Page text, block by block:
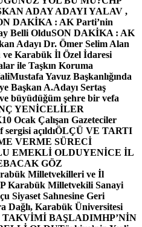
ADAY ADAYI YALAV ,
DAKİKA : AK Parti’nin
Belli OlduSON DAKİKA : AK
Adayı Dr. Ömer Selim Alan
Karabük İl Özel İdaresi
ile Taşkın Koruma
Yavuz Başkanlığında
Başkan A.Adayı Sertaş
büyüdüğüm şehre bir vefa
YENİCELİLER
10 Ocak Çalışan Gazeteciler
açıldıÖLÇÜ VE TARTI
VERME SÜRECİ
EMEKLİ OLDUYENİCE İL
GÖZ
Milletvekilleri ve İl
Karabük Milletvekili Sanayi
Siyaset Sahnesine Geri
Dağlı, Karabük Üniversitesi
TAKVİMİ BAŞLADIMHP’NİN